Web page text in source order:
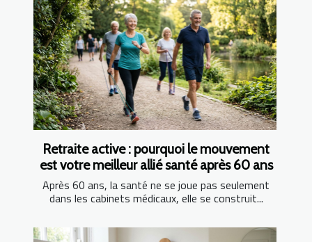
Retraite active : pourquoi le mouvement
est votre meilleur allié santé après 60 ans
Après 60 ans, la santé ne se joue pas seulement
dans les cabinets médicaux, elle se construit...